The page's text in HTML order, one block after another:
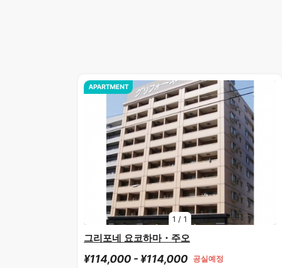
1 /1
APARTMENT
그리포네 요코하마・주오
¥114,000 - ¥114,000 공실예정